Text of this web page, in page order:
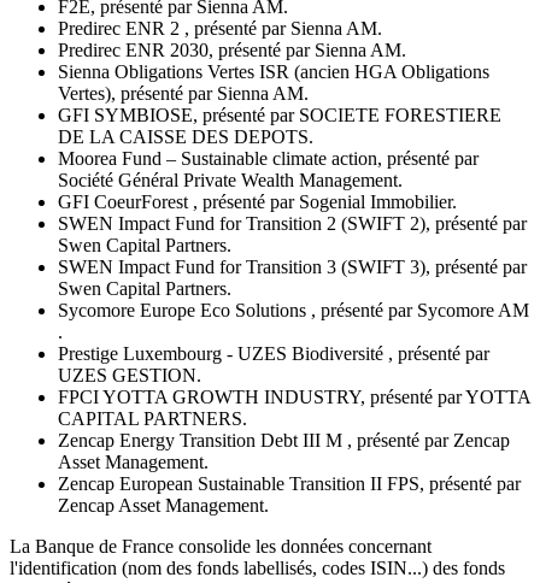
F2E, présenté par Sienna AM.
Predirec ENR 2 , présenté par Sienna AM.
Predirec ENR 2030, présenté par Sienna AM.
Sienna Obligations Vertes ISR (ancien HGA Obligations
Vertes), présenté par Sienna AM.
GFI SYMBIOSE, présenté par SOCIETE FORESTIERE
DE LA CAISSE DES DEPOTS.
Moorea Fund – Sustainable climate action, présenté par
Société Général Private Wealth Management.
GFI CoeurForest , présenté par Sogenial Immobilier.
SWEN Impact Fund for Transition 2 (SWIFT 2), présenté par
Swen Capital Partners.
SWEN Impact Fund for Transition 3 (SWIFT 3), présenté par
Swen Capital Partners.
Sycomore Europe Eco Solutions , présenté par Sycomore AM
.
Prestige Luxembourg - UZES Biodiversité , présenté par
UZES GESTION.
FPCI YOTTA GROWTH INDUSTRY, présenté par YOTTA
CAPITAL PARTNERS.
Zencap Energy Transition Debt III M , présenté par Zencap
Asset Management.
Zencap European Sustainable Transition II FPS, présenté par
Zencap Asset Management.
La Banque de France consolide les données concernant
l'identification (nom des fonds labellisés, codes ISIN...) des fonds